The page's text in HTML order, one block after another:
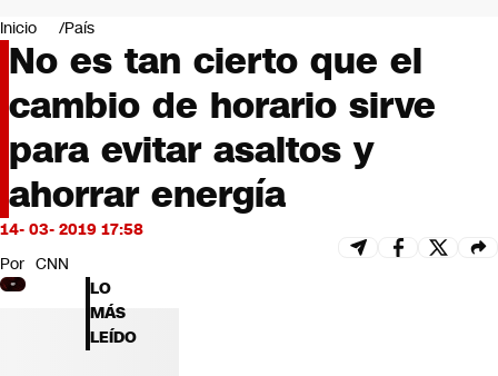
Negocios
Deportes
Programas completos
Cultura
Servicios
Bits
CNN tiempo
Futuro 360
Inicio País
No es tan cierto que el
cambio de horario sirve
para evitar asaltos y
ahorrar energía
14- 03- 2019 17:58
Por CNN
LO
MÁS
LEÍDO